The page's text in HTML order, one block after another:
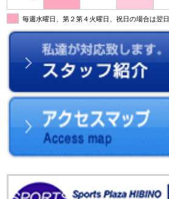
毎週水曜日、第２第４火曜日、祝日の場合は翌日